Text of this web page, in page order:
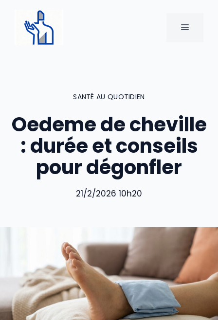
contenu
MENU
SANTÉ AU QUOTIDIEN
Oedeme de cheville
: durée et conseils
pour dégonfler
21/2/2026 10h20